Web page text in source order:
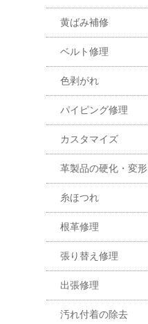
黄ばみ補修
ベルト修理
色剥がれ
パイピング修理
カスタマイズ
革製品の硬化・変形
糸ほつれ
根革修理
張り替え修理
出張修理
汚れ付着の除去